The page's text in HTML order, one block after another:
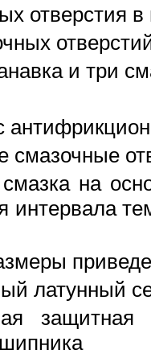
отверстия
и три
смазочные
на
интервала
латунный